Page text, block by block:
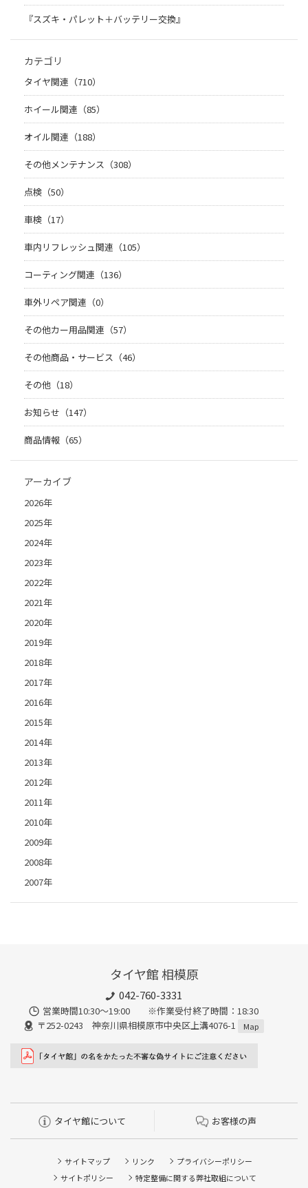
『スズキ・パレット＋バッテリー交換』
カテゴリ
タイヤ関連（710）
ホイール関連（85）
オイル関連（188）
その他メンテナンス（308）
点検（50）
車検（17）
車内リフレッシュ関連（105）
コーティング関連（136）
車外リペア関連（0）
その他カー用品関連（57）
その他商品・サービス（46）
その他（18）
お知らせ（147）
商品情報（65）
アーカイブ
2026年
2025年
2024年
2023年
2022年
2021年
2020年
2019年
2018年
2017年
2016年
2015年
2014年
2013年
2012年
2011年
2010年
2009年
2008年
2007年
タイヤ館 相模原
042-760-3331
営業時間10:30～19:00 ※作業受付終了時間：18:30
〒252-0243 神奈川県相模原市中央区上溝4076-1
Map
タイヤ館について お客様の声
サイトマップ リンク
プライバシーポリシー
サイトポリシー
特定整備に関する弊社取組について